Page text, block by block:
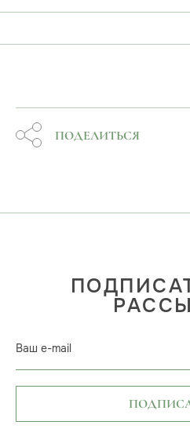
ПОДЕЛИТЬСЯ
Ваш e-mail